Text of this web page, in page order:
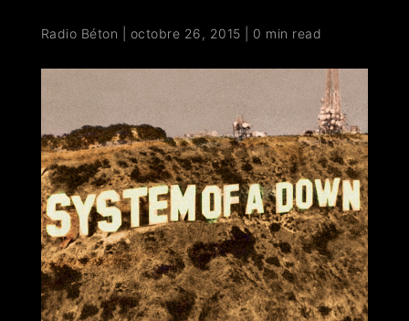
Radio Béton octobre 26, 2015 0 min read